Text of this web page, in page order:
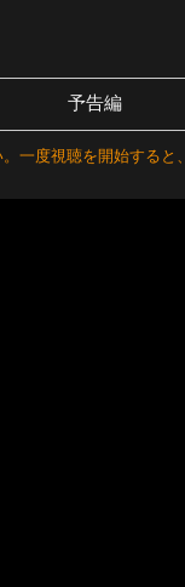
予告編
一度視聴を開始すると